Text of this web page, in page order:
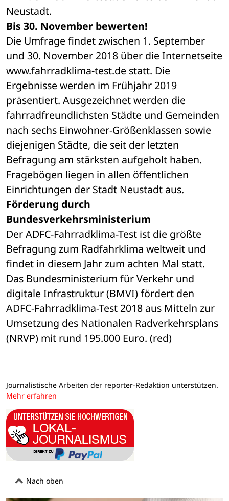
Neustadt.
Bis 30. November bewerten!
Die Umfrage findet zwischen 1. September
und 30. November 2018 über die Internetseite
www.fahrradklima-test.de statt. Die
Ergebnisse werden im Frühjahr 2019
präsentiert. Ausgezeichnet werden die
fahrradfreundlichsten Städte und Gemeinden
nach sechs Einwohner-Größenklassen sowie
diejenigen Städte, die seit der letzten
Befragung am stärksten aufgeholt haben.
Fragebögen liegen in allen öffentlichen
Einrichtungen der Stadt Neustadt aus.
Förderung durch
Bundesverkehrsministerium
Der ADFC-Fahrradklima-Test ist die größte
Befragung zum Radfahrklima weltweit und
findet in diesem Jahr zum achten Mal statt.
Das Bundesministerium für Verkehr und
digitale Infrastruktur (BMVI) fördert den
ADFC-Fahrradklima-Test 2018 aus Mitteln zur
Umsetzung des Nationalen Radverkehrsplans
(NRVP) mit rund 195.000 Euro. (red)
Journalistische Arbeiten der reporter-Redaktion unterstützen.
Mehr erfahren
Nach oben